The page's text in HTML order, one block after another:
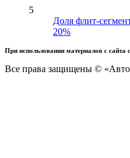
5
Доля флит-
20%
При использовании материалов с сайта
Все права защищены ©